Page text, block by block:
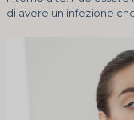
di avere un'infezione